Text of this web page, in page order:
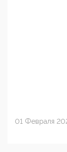
01 Февраля